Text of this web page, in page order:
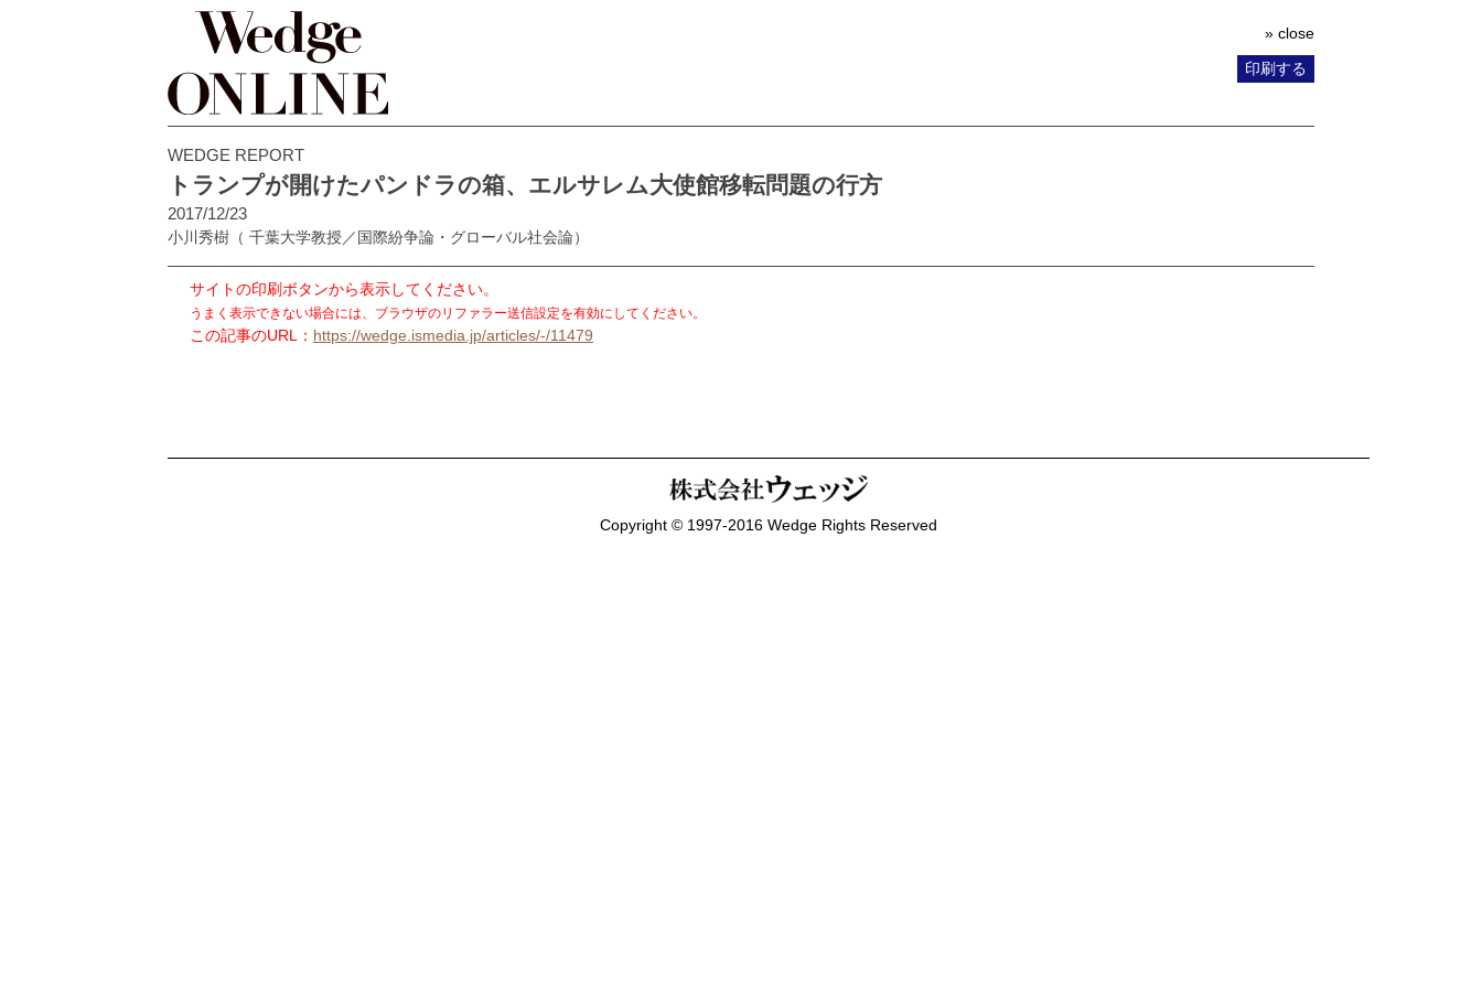
» close
印刷する
WEDGE REPORT
トランプが開けたパンドラの箱、エルサレム大使館移転問題の行方
2017/12/23
小川秀樹 （ 千葉大学教授／国際紛争論・グローバル社会論）
サイトの印刷ボタンから表示してください。
うまく表示できない場合には、ブラウザのリファラー送信設定を有効にしてください。
この記事のURL： https://wedge.ismedia.jp/articles/-/11479
Copyright © 1997-2016 Wedge Rights Reserved